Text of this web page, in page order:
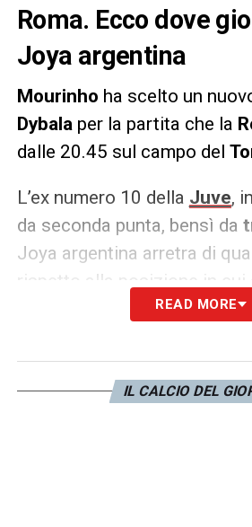
Roma. Ecco dove
Joya argentina
Mourinho ha scelto un
Dybalaper la partita che la
dalle 20.45 sul campo del
L’ex numero 10 della Juve,
da seconda punta, bensì da
Joya argentina arretra di
rispetto alla posizione in cui
abitualmente e quindi si
Lukaku.
READ MORE
IL CALCIO DEL